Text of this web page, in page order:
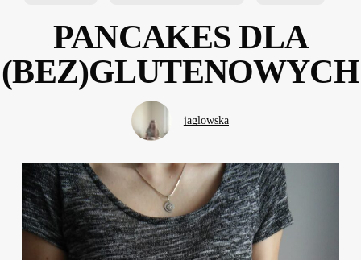
PANCAKES DLA
(BEZ)GLUTENOWYCH
jaglowska